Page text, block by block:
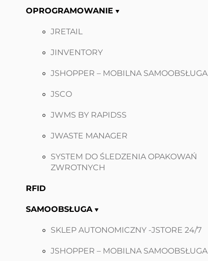
OPROGRAMOWANIE
JRETAIL
JINVENTORY
JSHOPPER – MOBILNA SAMOOBSŁUGA
JSCO
JWMS BY RAPIDSS
JWASTE MANAGER
SYSTEM DO ŚLEDZENIA OPAKOWAŃ
ZWROTNYCH
RFID
SAMOOBSŁUGA
SKLEP AUTONOMICZNY -JSTORE 24/7
JSHOPPER – MOBILNA SAMOOBSŁUGA